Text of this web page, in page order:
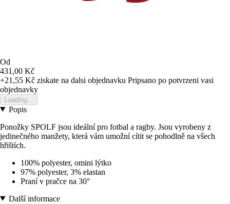
Od
431,00 Kč
+21,55 Kč ziskate na dalsi objednavku Pripsano po potvrzeni vasi
objednavky
Loading...
Popis
Ponožky SPOLF jsou ideální pro fotbal a ragby. Jsou vyrobeny z
jedinečného manžety, která vám umožní cítit se pohodlně na všech
hřištích.
100% polyester, omini lýtko
97% polyester, 3% elastan
Praní v pračce na 30°
Další informace